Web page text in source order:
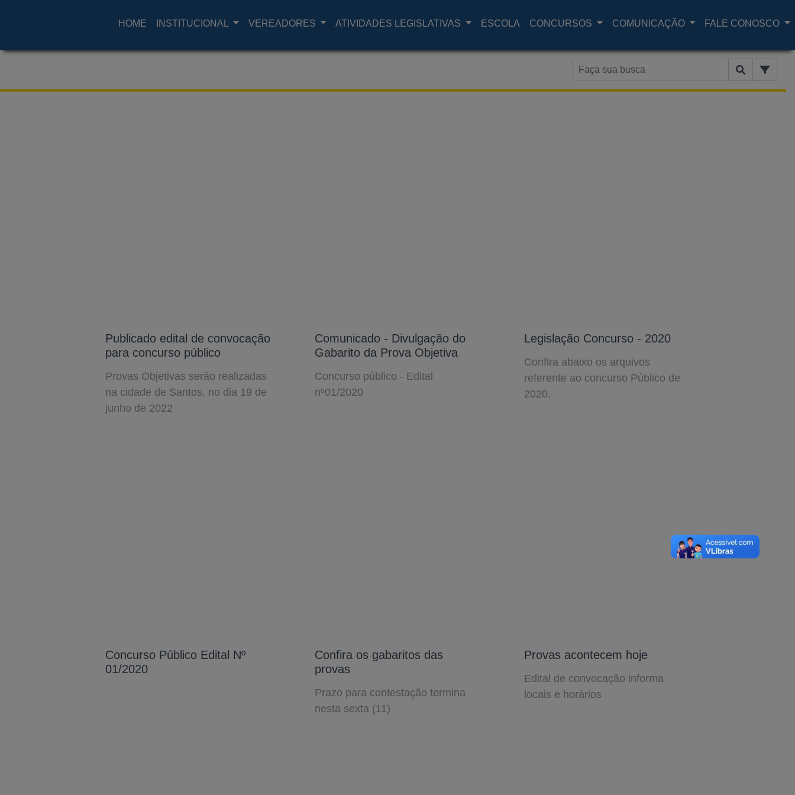
HOME INSTITUCIONAL VEREADORES ATIVIDADES LEGISLATIVAS ESCOLA CONCURSOS COMUNICAÇÃO FALE CONOSCO
Publicado edital de convocação
para concurso público
Provas Objetivas serão realizadas
na cidade de Santos, no dia 19 de
junho de 2022
Comunicado - Divulgação do
Gabarito da Prova Objetiva
Concurso público - Edital
nº01/2020
Legislação Concurso - 2020
Confira abaixo os arquivos
referente ao concurso Público de
2020.
Concurso Público Edital Nº
01/2020
Confira os gabaritos das
provas
Prazo para contestação termina
nesta sexta (11)
Provas acontecem hoje
Edital de convocação informa
locais e horários